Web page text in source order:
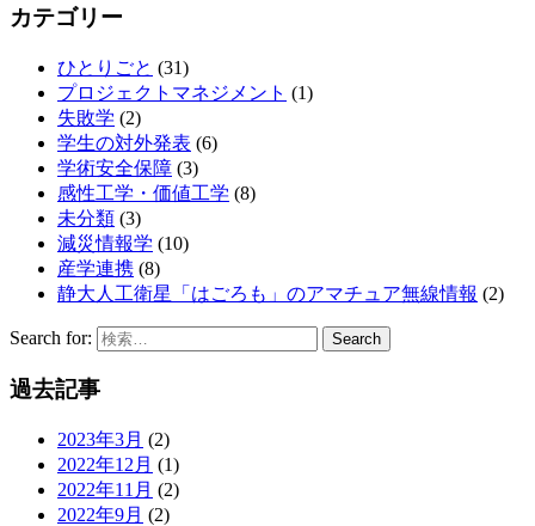
カテゴリー
ひとりごと (31)
プロジェクトマネジメント (1)
失敗学 (2)
学生の対外発表 (6)
学術安全保障 (3)
感性工学・価値工学 (8)
未分類 (3)
減災情報学 (10)
産学連携 (8)
静大人工衛星「はごろも」のアマチュア無線情報 (2)
Search for: Search
過去記事
2023年3月 (2)
2022年12月 (1)
2022年11月 (2)
2022年9月 (2)